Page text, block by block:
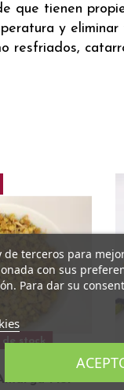
que tienen
y
resfriados,
de stock
Flor
terceros para
con sus
Para dar su